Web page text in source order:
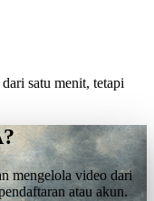
satu menit, tetapi
mengelola video dari
atau akun.